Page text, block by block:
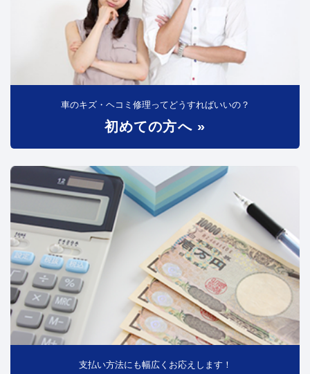
車のキズ・ヘコミ修理ってどうすればいいの？
初めての方へ »
支払い方法にも幅広くお応えします！